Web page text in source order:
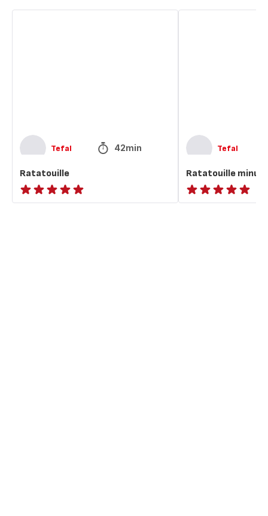
Tefal 42min
Ratatouille
ratings.NaN
Tefal
Ratatouille
ratings.NaN